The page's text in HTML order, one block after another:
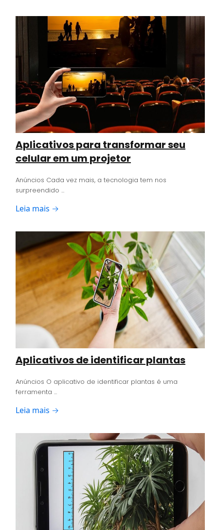
Aplicativos para transformar seu
celular em um projetor
Anúncios Cada vez mais, a tecnologia tem nos
surpreendido ...
Leia mais →
Aplicativos de identificar plantas
Anúncios O aplicativo de identificar plantas é uma
ferramenta ...
Leia mais →